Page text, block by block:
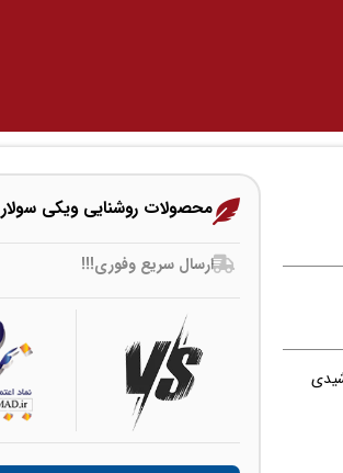
محصولات روشنایی ویکی سولار
ارسال سریع وفوری!!!